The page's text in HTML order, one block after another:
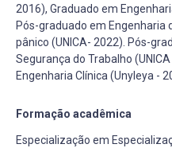
2016), Graduado em
Pós-graduado em Engenharia
pânico (UNICA- 2022). Pós-
Segurança do Trabalho
Engenharia Clínica (Unyleya -
Formação acadêmica
Especialização em